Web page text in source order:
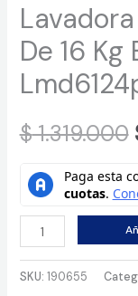
De 16
$1.319.000
Lavadora
Semiautomatica
De
SKU: 190655